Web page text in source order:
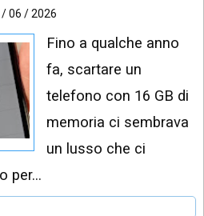
/ 06 / 2026
Fino a qualche anno
fa, scartare un
telefono con 16 GB di
memoria ci sembrava
un lusso che ci
per…